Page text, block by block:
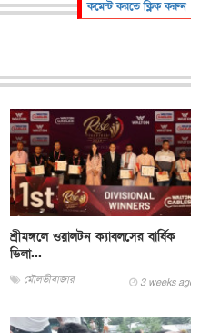
কমেন্ট করতে ক্লিক করুন
শ্রীমঙ্গলে ওয়ালটন ক্যাবলসের বার্ষিক
ডিলা...
মৌলভীবাজার 3 weeks ago